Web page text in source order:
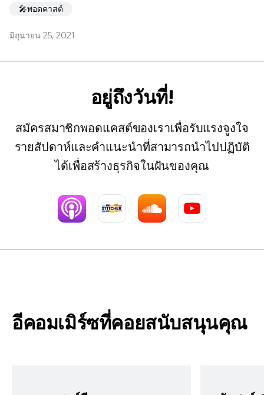
🎤พอดคาสต์
มิถุนายน 25, 2021
อยู่ถึงวันที่!
สมัครสมาชิกพอดแคสต์ของเราเพื่อรับแรงจูงใจ
รายสัปดาห์และคำแนะนำที่สามารถนำไปปฏิบัติ
ได้เพื่อสร้างธุรกิจในฝันของคุณ
อีคอมเมิร์ซที่คอยสนับสนุนคุณ